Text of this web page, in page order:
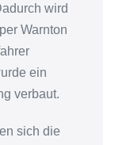
wird
Warnton
ein
verbaut.
sich die